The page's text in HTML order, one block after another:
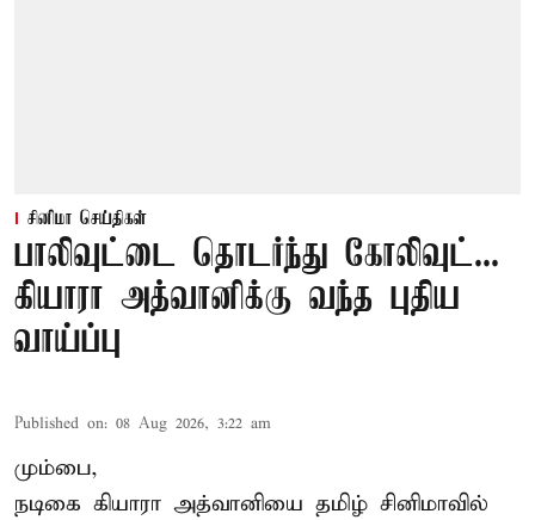
சினிமா செய்திகள்
பாலிவுட்டை தொடர்ந்து கோலிவுட்...
கியாரா அத்வானிக்கு வந்த புதிய
வாய்ப்பு
Published on: 08 Aug 2026, 3:22 am
மும்பை,
நடிகை கியாரா அத்வானியை தமிழ் சினிமாவில்